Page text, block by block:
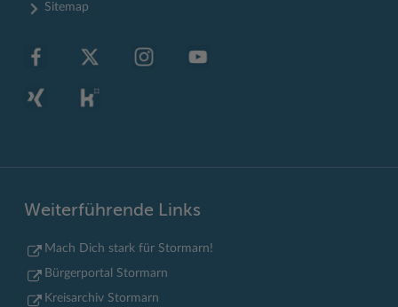
Sitemap
Weiterführende Links
Mach Dich stark für Stormarn!
Bürgerportal Stormarn
Kreisarchiv Stormarn